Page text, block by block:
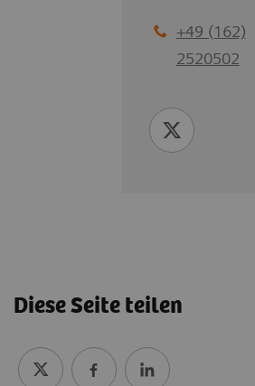
+49 (162)
2520502
Diese Seite teilen